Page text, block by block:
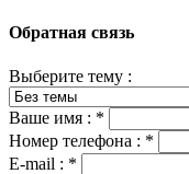
Обратная связь
Выберите тему :
Ваше имя : *
Номер телефона : *
E-mail : *